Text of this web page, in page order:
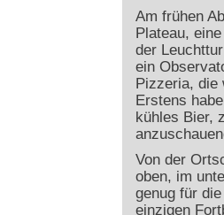
Am frühen
Plateau,
der
ein
Pizzeria, die
Erstens
kühles Bier,
Von der
oben, im
genug für
einzigen